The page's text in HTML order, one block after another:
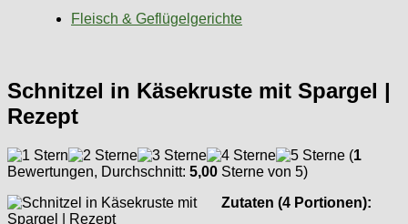
Fleisch & Geflügelgerichte
Schnitzel in Käsekruste mit Spargel |
Rezept
(1
Bewertungen, Durchschnitt: 5,00 Sterne von 5)
Zutaten (4 Portionen):